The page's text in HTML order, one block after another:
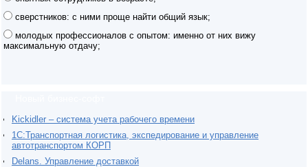
сверстников: с ними проще найти общий язык;
молодых профессионалов с опытом: именно от них вижу
максимальную отдачу;
Kickidler – система учета рабочего времени
1С:Транспортная логистика, экспедирование и управление
автотранспортом КОРП
Delans. Управление доставкой